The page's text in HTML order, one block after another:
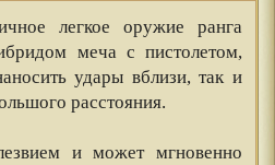
легкое оружие ранга
меча с пистолетом,
удары вблизи, так и
расстояния.
и может мгновенно